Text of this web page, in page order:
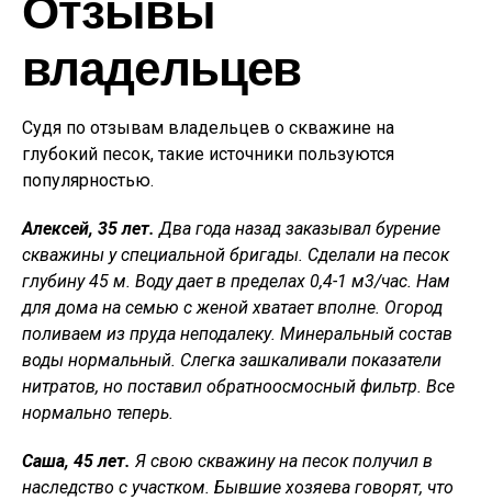
владельцев
Судя по отзывам владельцев о скважине на
глубокий песок, такие источники пользуются
популярностью.
Алексей, 35 лет. Два года назад заказывал бурение
скважины у специальной бригады. Сделали на песок
глубину 45 м. Воду дает в пределах 0,4-1 м3/час. Нам
для дома на семью с женой хватает вполне. Огород
поливаем из пруда неподалеку. Минеральный состав
воды нормальный. Слегка зашкаливали показатели
нитратов, но поставил обратноосмосный фильтр. Все
нормально теперь.
Саша, 45 лет. Я свою скважину на песок получил в
наследство с участком. Бывшие хозяева говорят, что